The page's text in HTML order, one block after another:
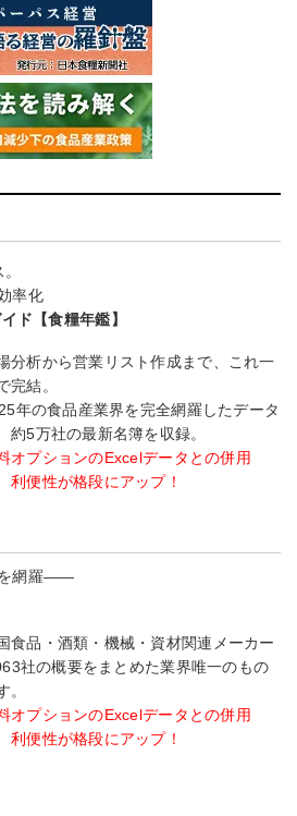
率化
ド【食糧年鑑】
分析から営業リスト作成まで、これ一
完結。
年の食品産業界を完全網羅したデータ
約5万社の最新名簿を収録。
オプションのExcelデータとの併用
利便性が格段にアップ！
を網羅――
食品・酒類・機械・資材関連メーカー
社の概要をまとめた業界唯一のもの
。
オプションのExcelデータとの併用
利便性が格段にアップ！